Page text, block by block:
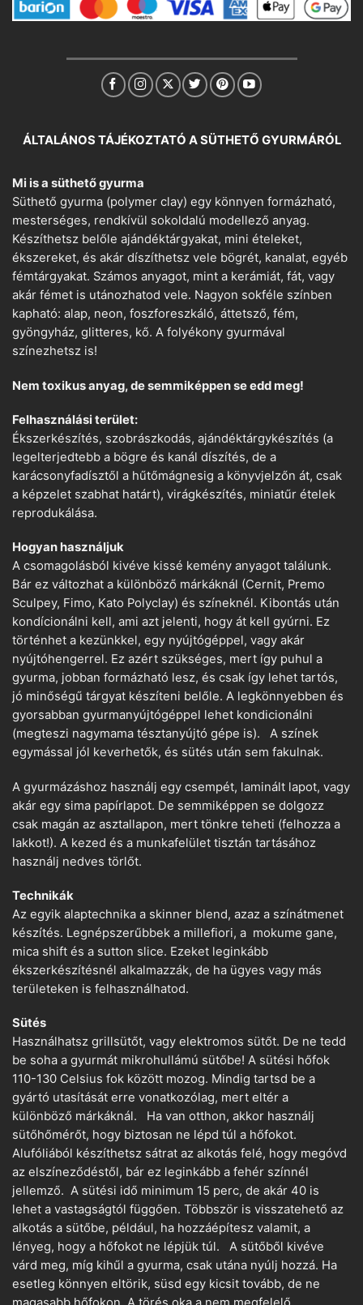
ÁLTALÁNOS TÁJÉKOZTATÓ A SÜTHETŐ GYURMÁRÓL
Mi is a süthető gyurma
Süthető gyurma (polymer clay) egy könnyen formázható,
mesterséges, rendkívül sokoldalú modellező anyag.
Készíthetsz belőle ajándéktárgyakat, mini ételeket,
ékszereket, és akár díszíthetsz vele bögrét, kanalat, egyéb
fémtárgyakat. Számos anyagot, mint a kerámiát, fát, vagy
akár fémet is utánozhatod vele. Nagyon sokféle színben
kapható: alap, neon, foszforeszkáló, áttetsző, fém,
gyöngyház, glitteres, kő. A folyékony gyurmával
színezhetsz is!
Nem toxikus anyag, de semmiképpen se edd meg!
Felhasználási terület:
Ékszerkészítés, szobrászkodás, ajándéktárgykészítés (a
legelterjedtebb a bögre és kanál díszítés, de a
karácsonyfadísztől a hűtőmágnesig a könyvjelzőn át, csak
a képzelet szabhat határt), virágkészítés, miniatűr ételek
reprodukálása.
Hogyan használjuk
A csomagolásból kivéve kissé kemény anyagot találunk.
Bár ez változhat a különböző márkáknál (Cernit, Premo
Sculpey, Fimo, Kato Polyclay) és színeknél. Kibontás után
kondícionálni kell, ami azt jelenti, hogy át kell gyúrni. Ez
történhet a kezünkkel, egy nyújtógéppel, vagy akár
nyújtóhengerrel. Ez azért szükséges, mert így puhul a
gyurma, jobban formázható lesz, és csak így lehet tartós,
jó minőségű tárgyat készíteni belőle. A legkönnyebben és
gyorsabban gyurmanyújtógéppel lehet kondicionálni
(megteszi nagymama tésztanyújtó gépe is). A színek
egymással jól keverhetők, és sütés után sem fakulnak.
A gyurmázáshoz használj egy csempét, laminált lapot, vagy
akár egy sima papírlapot. De semmiképpen se dolgozz
csak magán az asztallapon, mert tönkre teheti (felhozza a
lakkot!). A kezed és a munkafelület tisztán tartásához
használj nedves törlőt.
Technikák
Az egyik alaptechnika a skinner blend, azaz a színátmenet
készítés. Legnépszerűbbek a millefiori, a mokume gane,
mica shift és a sutton slice. Ezeket leginkább
ékszerkészítésnél alkalmazzák, de ha ügyes vagy más
területeken is felhasználhatod.
Sütés
Használhatsz grillsütőt, vagy elektromos sütőt. De ne tedd
be soha a gyurmát mikrohullámú sütőbe! A sütési hőfok
110-130 Celsius fok között mozog. Mindig tartsd be a
gyártó utasítását erre vonatkozólag, mert eltér a
különböző márkáknál. Ha van otthon, akkor használj
sütőhőmérőt, hogy biztosan ne lépd túl a hőfokot.
Alufóliából készíthetsz sátrat az alkotás felé, hogy megóvd
az elszíneződéstől, bár ez leginkább a fehér színnél
jellemző. A sütési idő minimum 15 perc, de akár 40 is
lehet a vastagságtól függően. Többször is visszatehető az
alkotás a sütőbe, például, ha hozzáépítesz valamit, a
lényeg, hogy a hőfokot ne lépjük túl. A sütőből kivéve
várd meg, míg kihűl a gyurma, csak utána nyúlj hozzá. Ha
esetleg könnyen eltörik, süsd egy kicsit tovább, de ne